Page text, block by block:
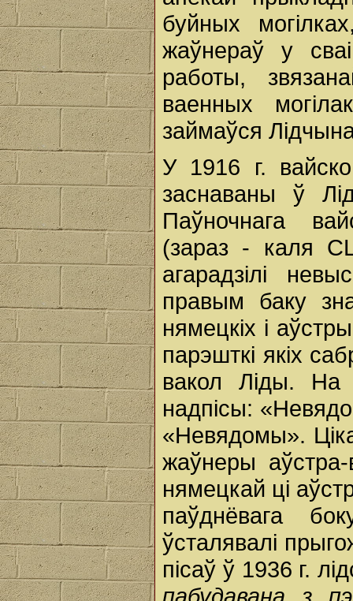
буйных
жаўнераў у
работы,
ваенных
займаўся
У 1916 г.
заснаваны ў
Паўночнага
(зараз - каля
агарадзілі
правым баку
нямецкіх і
парэшткі якіх
вакол Ліды. На
надпісы:
«Невядомы».
жаўнеры аўстра-
нямецкай ці
паўднёвага
ўсталявалі
пісаў ў 1936 г.